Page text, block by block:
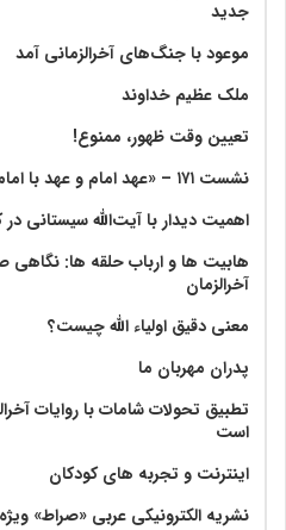
جدید
موعود با جنگ‌های آخرالزمانی آمد
ملک عظیم خداوند
تعیین وقت ظهور، ممنوع!
نشست ۱۷۱ – «عهد امام و عهد با امام عصر(عج)»
اهمیت دیدار با آیت‌الله سیستانی
هابیت ها و ارباب حلقه ها: نگاهی
آخرالزمان
معنی دقیق اولیاء الله چیست؟
پدران مهربان ما
تطبیق تحولات شامات با روایات
است
اینترنت و تجربه های کودکان
نشریه الکترونیکی عربی «صراط»